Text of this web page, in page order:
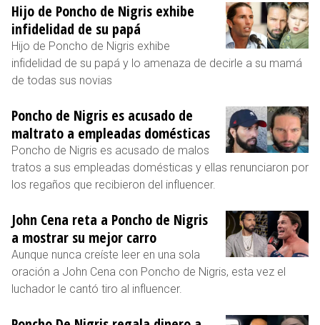
Hijo de Poncho de Nigris exhibe
infidelidad de su papá
Hijo de Poncho de Nigris exhibe
infidelidad de su papá y lo amenaza de decirle a su mamá
de todas sus novias
Poncho de Nigris es acusado de
maltrato a empleadas domésticas
Poncho de Nigris es acusado de malos
tratos a sus empleadas domésticas y ellas renunciaron por
los regaños que recibieron del influencer.
John Cena reta a Poncho de Nigris
a mostrar su mejor carro
Aunque nunca creíste leer en una sola
oración a John Cena con Poncho de Nigris, esta vez el
luchador le cantó tiro al influencer.